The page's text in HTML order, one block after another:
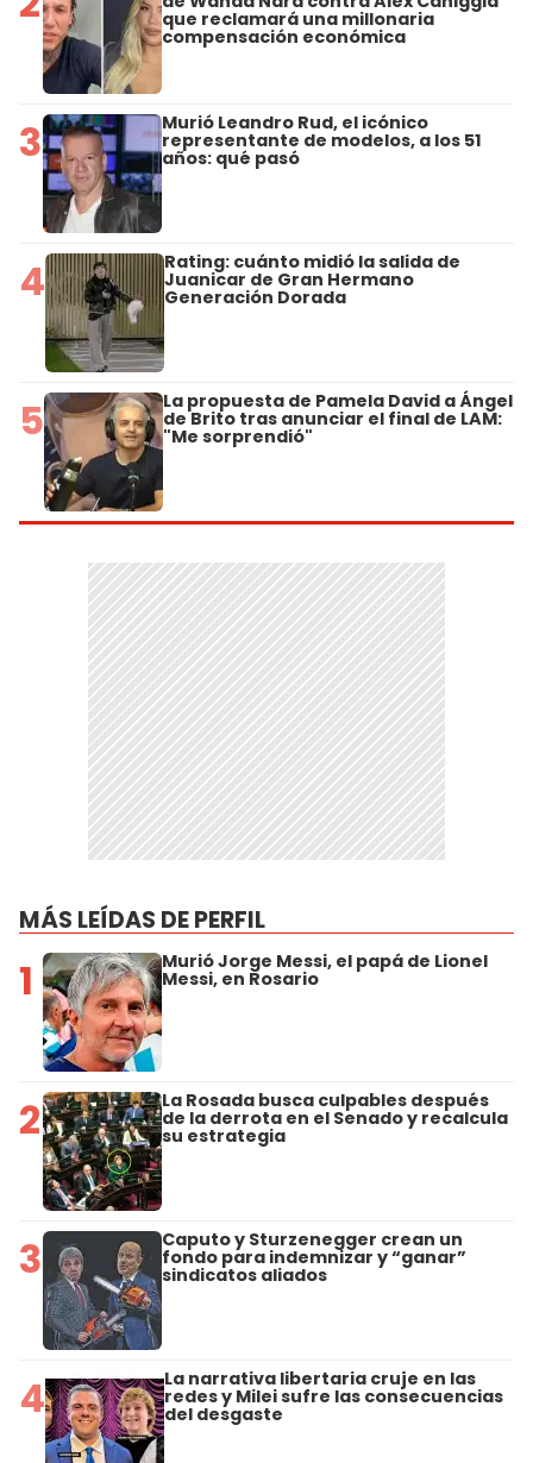
que reclamará una millonaria
compensación económica
3 Murió Leandro Rud, el icónico
representante de modelos, a los 51
años: qué pasó
4 Rating: cuánto midió la salida de
Juanicar de Gran Hermano
Generación Dorada
5 La propuesta de Pamela David a Ángel
de Brito tras anunciar el final de LAM:
"Me sorprendió"
MÁS LEÍDAS DE PERFIL
1 Murió Jorge Messi, el papá de Lionel
Messi, en Rosario
2 La Rosada busca culpables después
de la derrota en el Senado y recalcula
su estrategia
3 Caputo y Sturzenegger crean un
fondo para indemnizar y “ganar”
sindicatos aliados
4 La narrativa libertaria cruje en las
redes y Milei sufre las consecuencias
del desgaste